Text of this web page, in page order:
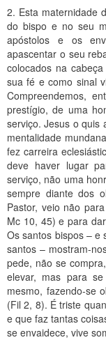
2. Esta maternidade
do bispo e no seu
apóstolos e os
apascentar o seu
colocados na
sua fé e como sinal
Compreendemos,
prestígio, de uma
serviço. Jesus o quis
mentalidade
fez carreira
deve haver lugar
serviço, não uma
sempre diante dos
Pastor, veio não
Mc 10, 45) e para
Os santos bispos – e
santos – mostram-
pede, não se
elevar, mas para
mesmo, fazendo-se
(Fil 2, 8). É triste
e que faz tantas
se envaidece, vive